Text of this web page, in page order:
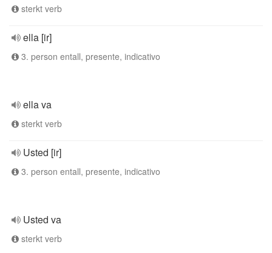
sterkt verb
ella [ir]
3. person entall, presente, indicativo
ella va
sterkt verb
Usted [ir]
3. person entall, presente, indicativo
Usted va
sterkt verb